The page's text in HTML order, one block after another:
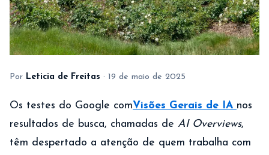
Por Leticia de Freitas · 19 de maio de 2025
Os testes do Google comVisões Gerais de IA nos
resultados de busca, chamadas de AI Overviews,
têm despertado a atenção de quem trabalha com